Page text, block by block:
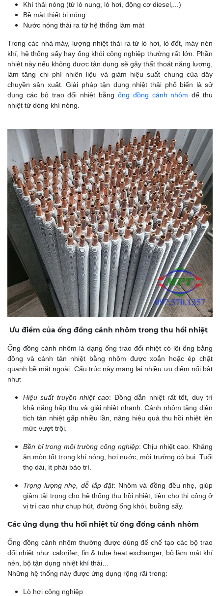
Khí thải nóng (từ lò nung, lò hơi, động cơ diesel,...)
Bề mặt thiết bị nóng
Nước nóng thải ra từ hệ thống làm mát
Trong các nhà máy, lượng nhiệt thải ra từ lò hơi, lò đốt, máy nén
khí, hệ thống sấy hay ống khói công nghiệp thường rất lớn. Phần
nhiệt này nếu không được tận dụng sẽ gây thất thoát năng lượng,
làm tăng chi phí nhiên liệu và giảm hiệu suất chung của dây
chuyền sản xuất. Giải pháp tận dụng nhiệt thải phổ biến là sử
dụng các bộ trao đổi nhiệt bằng ống đồng cánh nhôm để thu
nhiệt từ dòng khí nóng.
Ưu điểm của ống đồng cánh nhôm trong thu hồi nhiệt
Ống đồng cánh nhôm là dạng ống trao đổi nhiệt có lõi ống bằng
đồng và cánh tản nhiệt bằng nhôm được xoắn hoặc ép chặt
quanh bề mặt ngoài. Cấu trúc này mang lại nhiều ưu điểm nổi bật
như:
Hiệu suất truyền nhiệt cao: Đồng dẫn nhiệt rất tốt, duy trì
khả năng hấp thụ và giải nhiệt nhanh. Cánh nhôm tăng diện
tích tản nhiệt gấp nhiều lần, nâng hiệu quả thu hồi nhiệt lên
mức vượt trội.
Bền bỉ trong môi trường công nghiệp: Chịu nhiệt cao. Kháng
ăn mòn tốt trong khí nóng, hơi nước, môi trường có bụi. Tuổi
thọ dài, ít phải bảo trì.
Trọng lượng nhẹ, dễ lắp đặt: Nhôm và đồng đều nhẹ, giúp
giảm tải trọng cho hệ thống thu hồi nhiệt, tiện cho thi công ở
vị trí cao như chụp hút, đường ống khói, buồng sấy.
Các ứng dụng thu hồi nhiệt từ ống đồng cánh nhôm
Ống đồng cánh nhôm thường được dùng để chế tạo các bộ trao
đổi nhiệt như: calorifer, fin & tube heat exchanger, bộ làm mát khí
nén, bộ tận dụng nhiệt khí thải…
Những hệ thống này được ứng dụng rộng rãi trong:
Lò hơi công nghiệp